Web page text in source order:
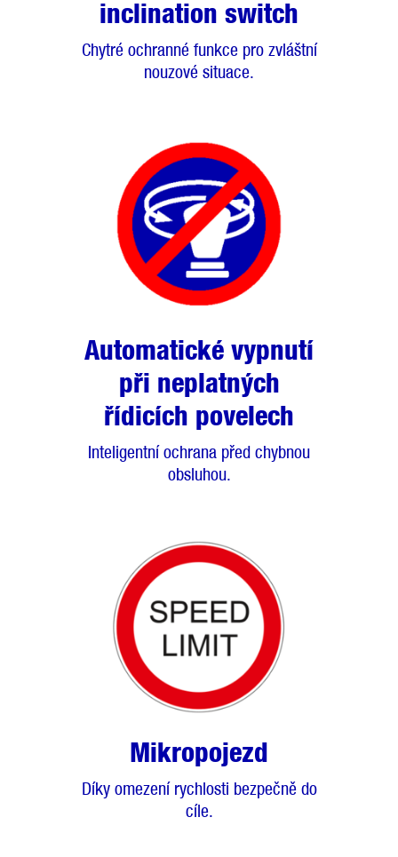
inclination switch
Chytré ochranné funkce pro zvláštní
nouzové situace.
Automatické vypnutí
při neplatných
řídicích povelech
Inteligentní ochrana před chybnou
obsluhou.
Mikropojezd
Díky omezení rychlosti bezpečně do
cíle.